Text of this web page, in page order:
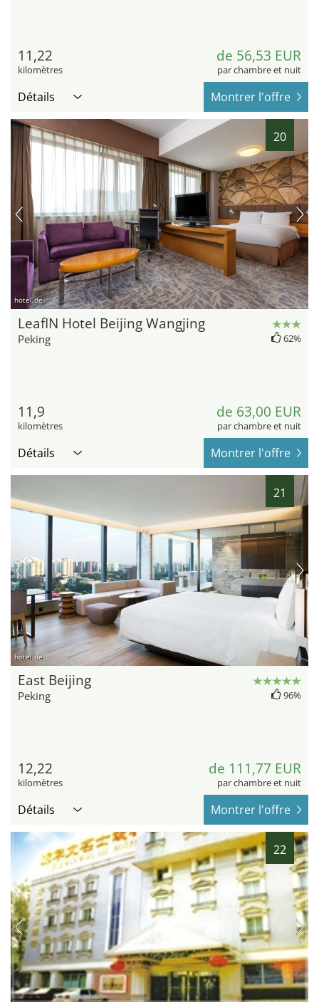
11,22
kilomètres
de 56,53 EUR
par chambre et nuit
Détails Montrer l'offre
20
hotel.de
LeafIN Hotel Beijing Wangjing
Peking 62%
11,9
kilomètres
de 63,00 EUR
par chambre et nuit
Détails Montrer l'offre
21
hotel.de
East Beijing
Peking 96%
12,22
kilomètres
de 111,77 EUR
par chambre et nuit
Détails Montrer l'offre
22